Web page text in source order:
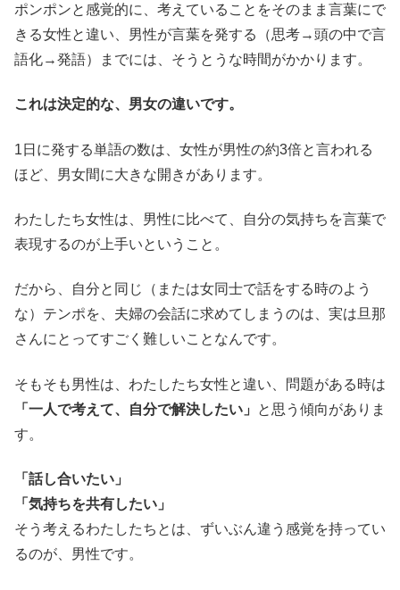
ポンポンと感覚的に、考えていることをそのまま言葉にで
きる女性と違い、男性が言葉を発する（思考→頭の中で言
語化→発語）までには、そうとうな時間がかかります。
これは決定的な、男女の違いです。
1日に発する単語の数は、女性が男性の約3倍と言われる
ほど、男女間に大きな開きがあります。
わたしたち女性は、男性に比べて、自分の気持ちを言葉で
表現するのが上手いということ。
だから、自分と同じ（または女同士で話をする時のよう
な）テンポを、夫婦の会話に求めてしまうのは、実は旦那
さんにとってすごく難しいことなんです。
そもそも男性は、わたしたち女性と違い、問題がある時は
「一人で考えて、自分で解決したい」
と思う傾向がありま
す。
「話し合いたい」
「気持ちを共有したい」
そう考えるわたしたちとは、ずいぶん違う感覚を持ってい
るのが、男性です。